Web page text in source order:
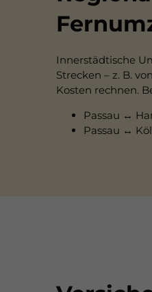
Innerstädtische
Strecken – z. B.
Kosten rechnen.
Passau ↔
Passau ↔